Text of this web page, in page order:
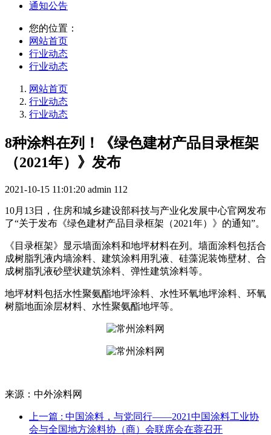
通知公告
您的位置：
网站首页
行业动态
行业动态
网站首页
行业动态
行业动态
8种涂料在列！《绿色建材产品目录框架
（2021年）》发布
2021-10-15 11:01:20 admin 112
10月13日，住房和城乡建设部科技与产业化发展中心官网发布
了“关于发布《绿色建材产品目录框架（2021年）》的通知”。
《目录框架》显示墙面涂料和地坪材料在列。墙面涂料包括合
成树脂乳液内墙涂料、建筑涂料用乳液、硅藻泥装饰壁材、合
成树脂乳液砂壁状建筑涂料、弹性建筑涂料等。
地坪材料包括水性聚氨酯地坪涂料、水性环氧地坪涂料、环氧
树脂地面涂层材料、水性聚氨酯地坪等。
来源：中外涂料网
上一篇 : 中国涂料，与党同行——2021中国涂料工业协
会与全国地方涂料协（商）会联席会在蓉召开